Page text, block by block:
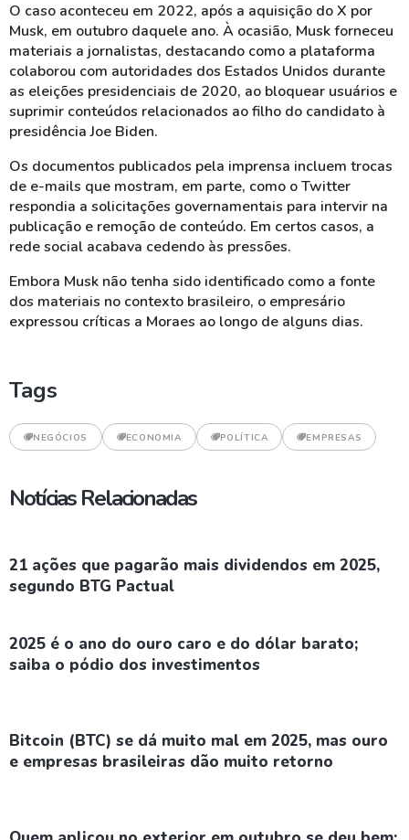
O caso aconteceu em 2022, após a aquisição do X por
Musk, em outubro daquele ano. À ocasião, Musk forneceu
materiais a jornalistas, destacando como a plataforma
colaborou com autoridades dos Estados Unidos durante
as eleições presidenciais de 2020, ao bloquear usuários e
suprimir conteúdos relacionados ao filho do candidato à
presidência Joe Biden.
Os documentos publicados pela imprensa incluem trocas
de e-mails que mostram, em parte, como o Twitter
respondia a solicitações governamentais para intervir na
publicação e remoção de conteúdo. Em certos casos, a
rede social acabava cedendo às pressões.
Embora Musk não tenha sido identificado como a fonte
dos materiais no contexto brasileiro, o empresário
expressou críticas a Moraes ao longo de alguns dias.
Tags
NEGÓCIOS ECONOMIA POLÍTICA EMPRESAS
Notícias Relacionadas
21 ações que pagarão mais dividendos em 2025,
segundo BTG Pactual
2025 é o ano do ouro caro e do dólar barato;
saiba o pódio dos investimentos
Bitcoin (BTC) se dá muito mal em 2025, mas ouro
e empresas brasileiras dão muito retorno